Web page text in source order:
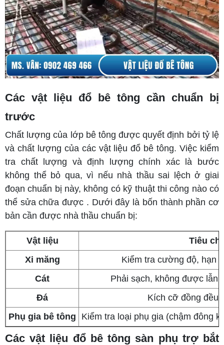
Các vật liệu đổ bê tông cần chuẩn bị
trước
Chất lượng của lớp bê tông được quyết định bởi tỷ lệ
và chất lượng của các vật liệu đổ bê tông. Việc kiểm
tra chất lượng và định lượng chính xác là bước
không thể bỏ qua, vì nếu nhà thầu sai lệch ở giai
đoạn chuẩn bị này, không có kỹ thuật thi công nào có
thể sửa chữa được . Dưới đây là bốn thành phần cơ
bản cần được nhà thầu chuẩn bị:
Vật liệu
Tiêu
Xi măng
Kiểm tra cường độ, hạn
Cát
Phải sạch, không được lẫn
Đá
Kích cỡ đồng đều,
Phụ gia bê tông
Kiểm tra loại phụ gia (chậm đông
Các vật liệu đổ bê tông sàn phụ trợ bắt